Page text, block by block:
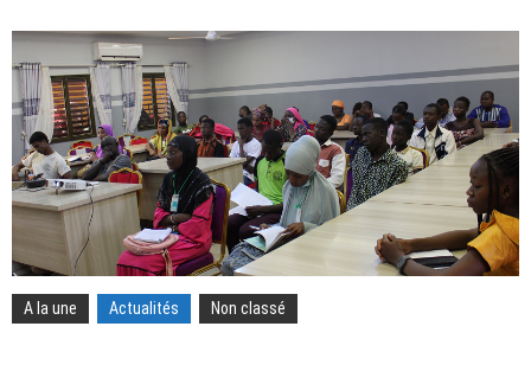
A la une Actualités Non classé